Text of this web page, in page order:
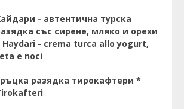
- автентична турска
със сирене, мляко и орехи
- crema turca allo yogurt,
e noci
разядка тирокафтери *